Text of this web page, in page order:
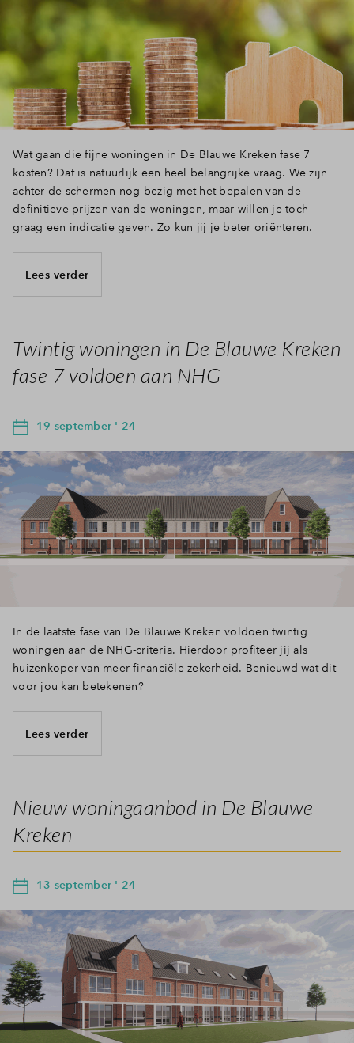
Wat gaan die fijne woningen in De Blauwe Kreken fase 7
kosten? Dat is natuurlijk een heel belangrijke vraag. We zijn
achter de schermen nog bezig met het bepalen van de
definitieve prijzen van de woningen, maar willen je toch
graag een indicatie geven. Zo kun jij je beter oriënteren.
Lees verder
Twintig woningen in De Blauwe Kreken
fase 7 voldoen aan NHG
19 september ' 24
In de laatste fase van De Blauwe Kreken voldoen twintig
woningen aan de NHG-criteria. Hierdoor profiteer jij als
huizenkoper van meer financiële zekerheid. Benieuwd wat dit
voor jou kan betekenen?
Lees verder
Nieuw woningaanbod in De Blauwe
Kreken
13 september ' 24